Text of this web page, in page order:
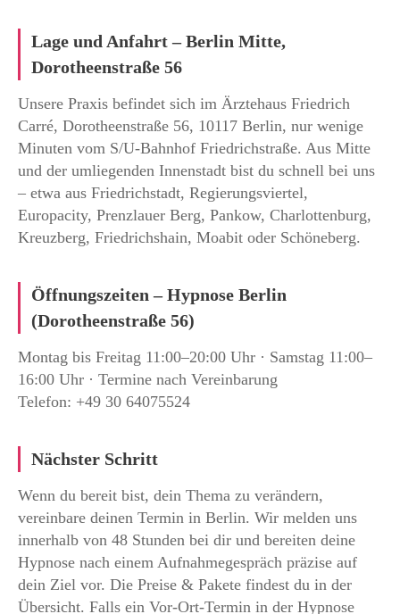
Lage und Anfahrt – Berlin Mitte,
Dorotheenstraße 56
Unsere Praxis befindet sich im Ärztehaus Friedrich
Carré, Dorotheenstraße 56, 10117 Berlin, nur wenige
Minuten vom S/U-Bahnhof Friedrichstraße. Aus Mitte
und der umliegenden Innenstadt bist du schnell bei uns
– etwa aus Friedrichstadt, Regierungsviertel,
Europacity, Prenzlauer Berg, Pankow, Charlottenburg,
Kreuzberg, Friedrichshain, Moabit oder Schöneberg.
Öffnungszeiten – Hypnose Berlin
(Dorotheenstraße 56)
Montag bis Freitag 11:00–20:00 Uhr · Samstag 11:00–
16:00 Uhr · Termine nach Vereinbarung
Telefon: +49 30 64075524
Nächster Schritt
Wenn du bereit bist, dein Thema zu verändern,
vereinbare deinen Termin in Berlin. Wir melden uns
innerhalb von 48 Stunden bei dir und bereiten deine
Hypnose nach einem Aufnahmegespräch präzise auf
dein Ziel vor. Die Preise & Pakete findest du in der
Übersicht. Falls ein Vor-Ort-Termin in der Hypnose